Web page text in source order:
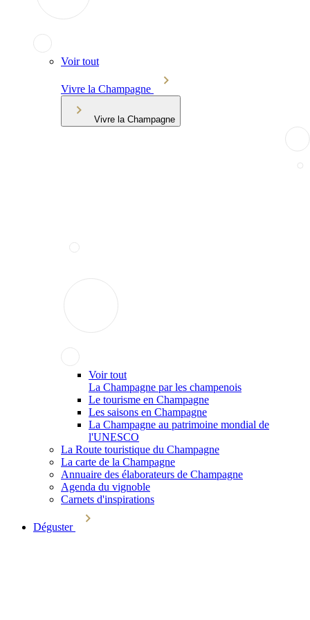
Voir tout
Vivre la Champagne
Vivre la Champagne
Voir tout
La Champagne par les champenois
Le tourisme en Champagne
Les saisons en Champagne
La Champagne au patrimoine mondial de
l'UNESCO
La Route touristique du Champagne
La carte de la Champagne
Annuaire des élaborateurs de Champagne
Agenda du vignoble
Carnets d'inspirations
Déguster